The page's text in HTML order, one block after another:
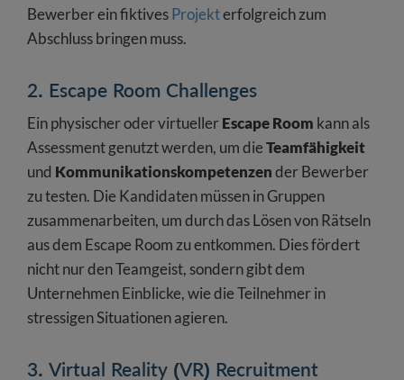
Bewerber ein fiktivesProjekterfolgreich zum
Abschluss bringen muss.
2. Escape Room Challenges
Ein physischer oder virtuellerEscape Room kann als
Assessment genutzt werden, um dieTeamfähigkeit
und Kommunikationskompetenzender Bewerber
zu testen. Die Kandidaten müssen in Gruppen
zusammenarbeiten, um durch das Lösen von Rätseln
aus dem Escape Room zu entkommen. Dies fördert
nicht nur den Teamgeist, sondern gibt dem
Unternehmen Einblicke, wie die Teilnehmer in
stressigen Situationen agieren.
3. Virtual Reality (VR) Recruitment